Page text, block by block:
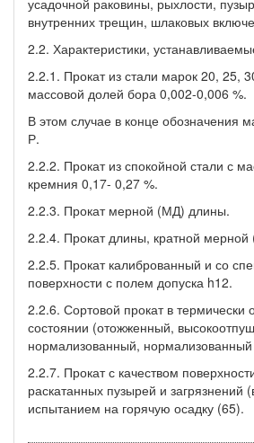
внутренних трещин, шлаковых
2.2. Характеристики,
2.2.1. Прокат из стали марок 20, 25,
массовой долей бора 0,002-0,006 %.
В этом случае в конце обозначения
Р.
2.2.2. Прокат из спокойной стали с
кремния 0,17- 0,27 %.
2.2.3. Прокат мерной (МД) длины.
2.2.4. Прокат длины, кратной мерной
2.2.5. Прокат калиброванный и со
поверхности с полем допуска h12.
2.2.6. Сортовой прокат в термически
состоянии (отожженный,
нормализованный,
2.2.7. Прокат с качеством
раскатанных пузырей и загрязнений
испытанием на горячую осадку (65).